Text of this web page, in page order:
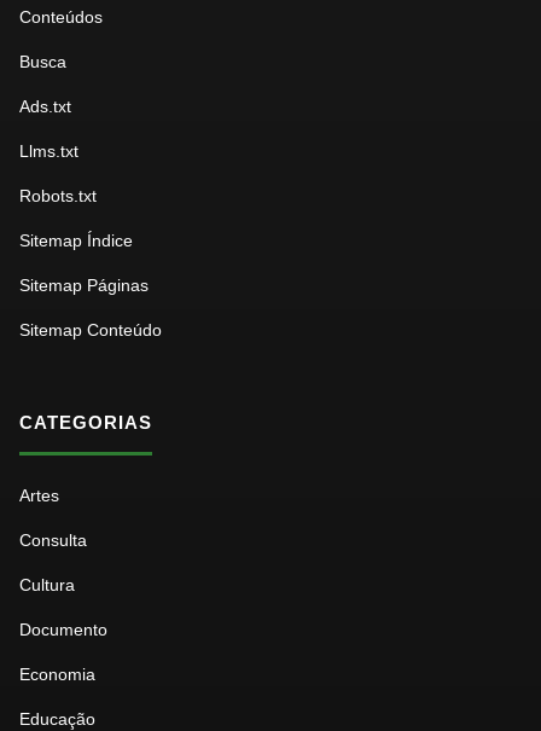
Conteúdos
Busca
Ads.txt
Llms.txt
Robots.txt
Sitemap Índice
Sitemap Páginas
Sitemap Conteúdo
CATEGORIAS
Artes
Consulta
Cultura
Documento
Economia
Educação